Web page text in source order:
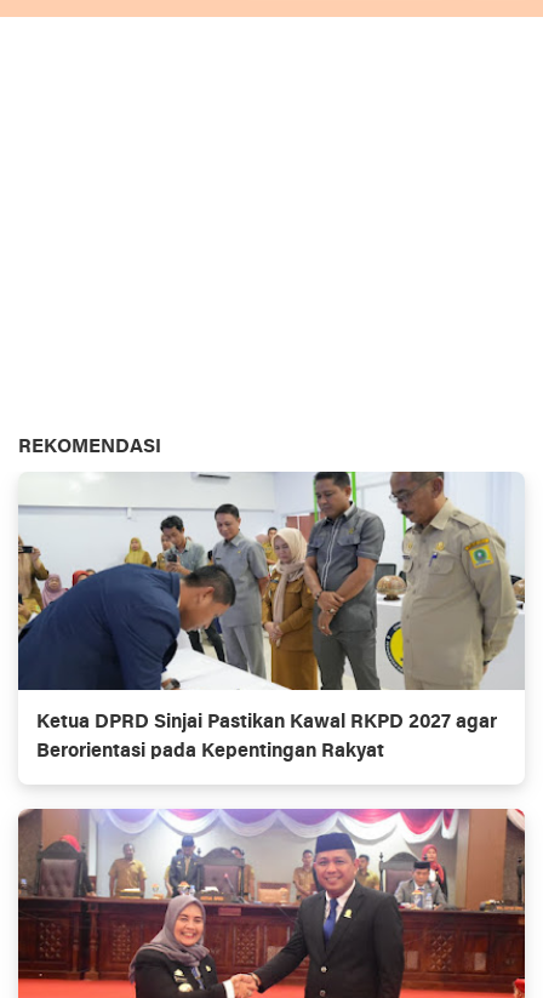
REKOMENDASI
Ketua DPRD Sinjai Pastikan Kawal RKPD 2027 agar
Berorientasi pada Kepentingan Rakyat